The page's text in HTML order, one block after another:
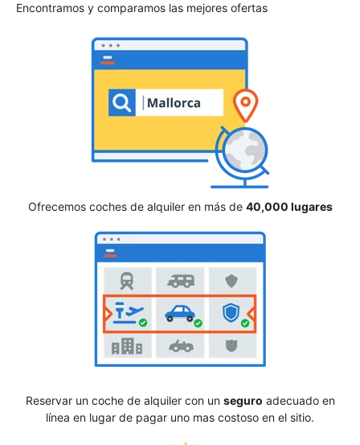
Encontramos y comparamos las mejores ofertas
Ofrecemos coches de alquiler en más de 40,000 lugares
Reservar un coche de alquiler con un seguro adecuado en
línea en lugar de pagar uno mas costoso en el sitio.